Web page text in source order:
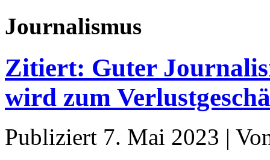
Journalismus
Zitiert: Guter
wird zum
Publiziert 7. Mai 2023 |